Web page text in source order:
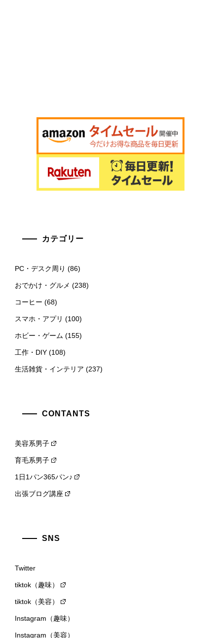
カテゴリー
PC・デスク周り (86)
おでかけ・グルメ (238)
コーヒー (68)
スマホ・アプリ (100)
ホビー・ゲーム (155)
工作・DIY (108)
生活雑貨・インテリア (237)
CONTANTS
美容系男子
育毛系男子
1日1パン365パン♪
出張ブログ講座
SNS
Twitter
tiktok（趣味）
tiktok（美容）
Instagram（趣味）
Instagram（美容）